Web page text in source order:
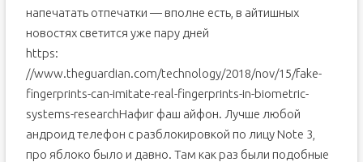
напечатать отпечатки — вполне есть, в айтишных
новостях светится уже пару дней
https:
//www.theguardian.com/technology/2018/nov/15/fake-
fingerprints-can-imitate-real-fingerprints-in-biometric-
systems-researchНафиг фаш айфон. Лучше любой
андроид телефон с разблокировкой по лицу Note 3,
про яблоко было и давно. Там как раз были подобные